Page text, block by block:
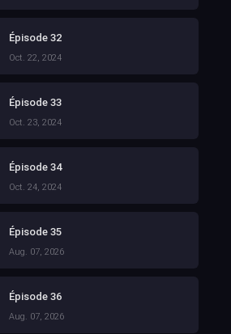
Épisode 32
Oct. 22, 2024
Épisode 33
Oct. 23, 2024
Épisode 34
Oct. 24, 2024
Épisode 35
Aug. 07, 2026
Épisode 36
Aug. 07, 2026